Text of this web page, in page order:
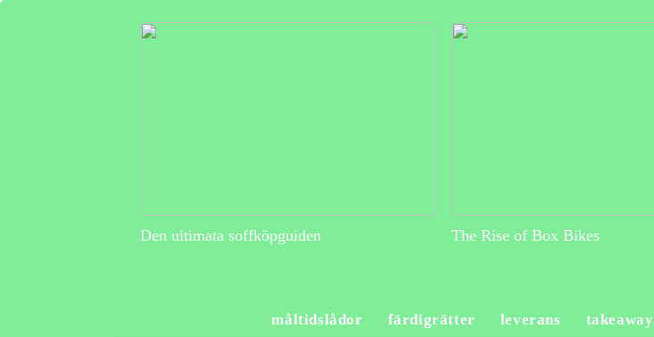
Den ultimata soffköpguiden The Rise of Box Bikes
måltidslådor färdigrätter leverans takeaway